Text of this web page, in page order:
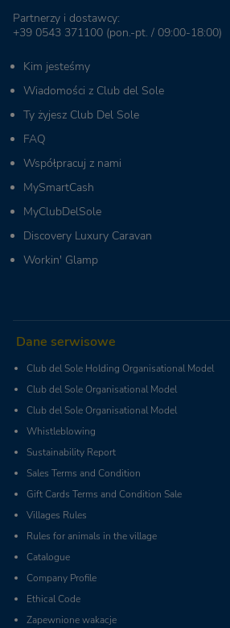
Partnerzy i dostawcy:
+39 0543 371100 (pon.-pt. / 09:00-18:00)
Kim jesteśmy
Wiadomości z Club del Sole
Ty żyjesz Club Del Sole
FAQ
Współpracuj z nami
MySmartCash
MyClubDelSole
Discovery Luxury Caravan
Workin' Glamp
Dane serwisowe
Club del Sole Holding Organisational Model
Club del Sole Organisational Model
Club del Sole Organisational Model
Whistleblowing
Sustainability Report
Sales Terms and Condition
Gift Cards Terms and Condition Sale
Villages Rules
Rules for animals in the village
Catalogue
Company Profile
Ethical Code
Zapewnione wakacje